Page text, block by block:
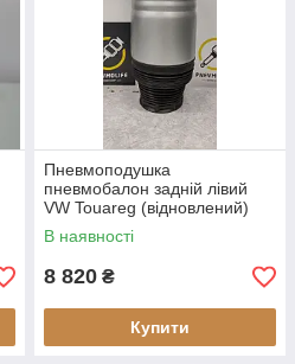
Пневмоподушка
пневмобалон задній лівий
VW Touareg (відновлений)
В наявності
8 820 ₴
Купити